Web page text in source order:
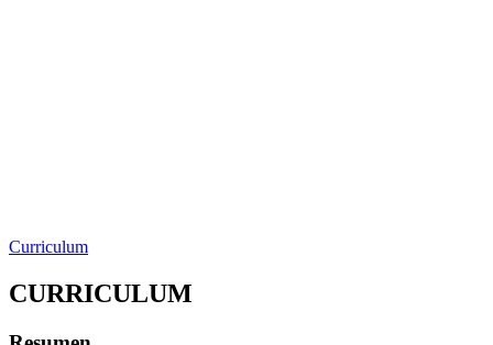
Curriculum
CURRICULUM